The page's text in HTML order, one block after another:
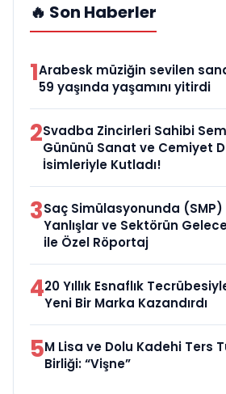
🔥 Son Haberler
1Arabesk müziğin sevilen
59 yaşında yaşamını yitirdi
2Svadba Zincirleri Sahibi
Gününü Sanat ve Cemiyet
İsimleriyle Kutladı!
3Saç Simülasyonunda (SMP)
Yanlışlar ve Sektörün
ile Özel Röportaj
420 Yıllık Esnaflık
Yeni Bir Marka Kazandırdı
5M Lisa ve Dolu Kadehi Ters
Birliği: “Vişne”